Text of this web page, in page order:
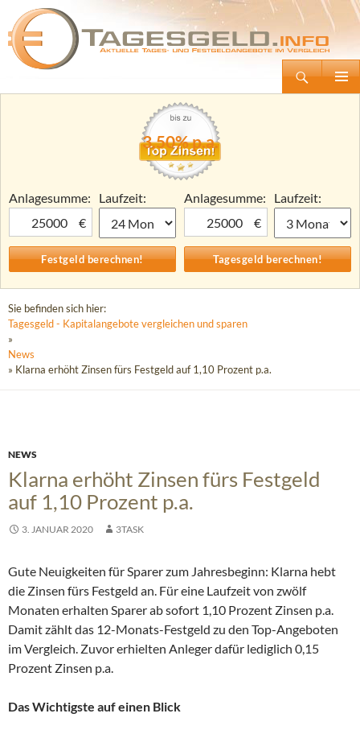
Tagesgeld.info – Tagesgeldkonten vergleichen und Tagesgeld-Zinsen berechnen
Zum
3,50% p.a.
Anlagesumme:
€
Laufzeit:
Anlagesumme:
€
Laufzeit:
Sie befinden sich hier:
Tagesgeld - Kapitalangebote vergleichen und sparen
»
News
» Klarna erhöht Zinsen fürs Festgeld auf 1,10 Prozent p.a.
NEWS
Klarna erhöht Zinsen fürs Festgeld
auf 1,10 Prozent p.a.
3. JANUAR 2020 3TASK
Gute Neuigkeiten für Sparer zum Jahresbeginn: Klarna hebt
die Zinsen fürs Festgeld an. Für eine Laufzeit von zwölf
Monaten erhalten Sparer ab sofort 1,10 Prozent Zinsen p.a.
Damit zählt das 12-Monats-Festgeld zu den Top-Angeboten
im Vergleich. Zuvor erhielten Anleger dafür lediglich 0,15
Prozent Zinsen p.a.
Das Wichtigste auf einen Blick